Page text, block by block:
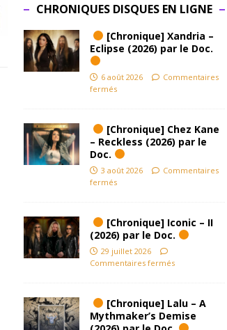
CHRONIQUES DISQUES EN LIGNE
[Chronique] Xandria –
Eclipse (2026) par le Doc.
6 août 2026
Commentaires
fermés
[Chronique] Chez Kane
– Reckless (2026) par le
Doc.
3 août 2026
Commentaires
fermés
[Chronique] Iconic – II
(2026) par le Doc.
29 juillet 2026
Commentaires fermés
[Chronique] Lalu – A
Mythmaker’s Demise